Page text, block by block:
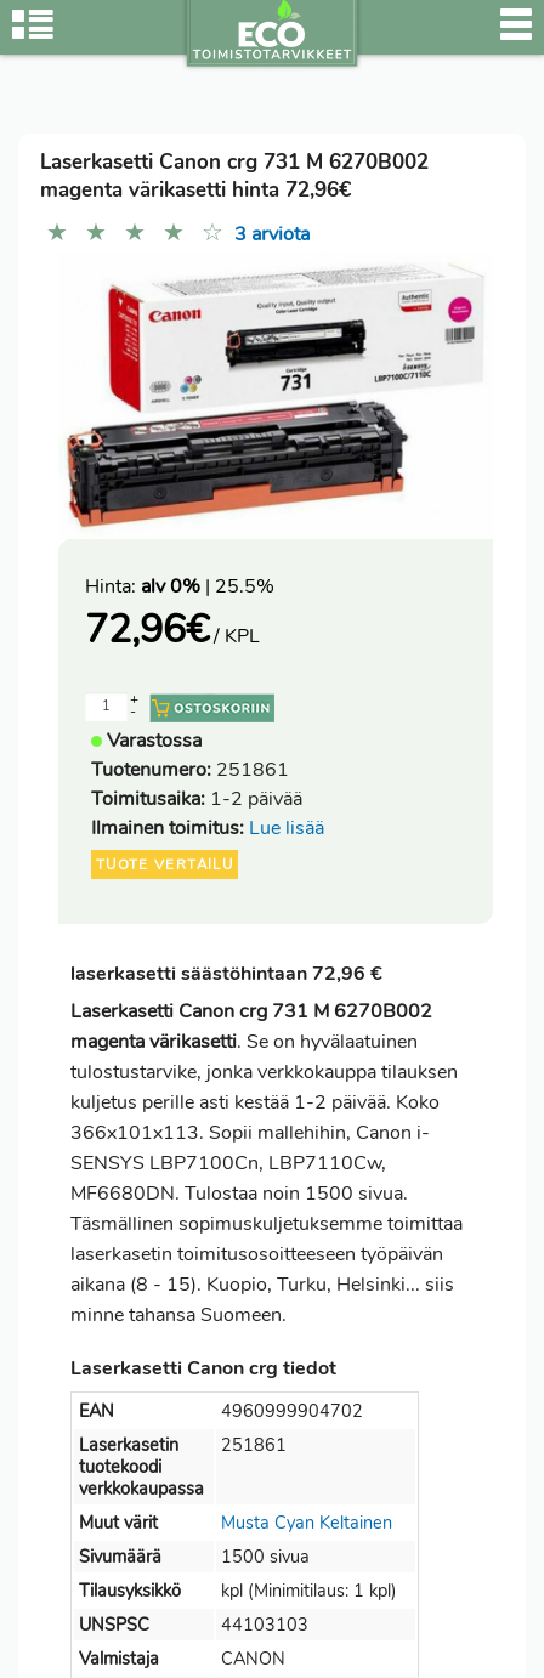
Laserkasetti Canon crg 731 M 6270B002
magenta värikasetti hinta 72,96€
★ ★ ★ ★ ☆ 3 arviota
Hinta: alv 0% | 25.5%
72,96€/ KPL
-
+
Varastossa
Tuotenumero: 251861
Toimitusaika: 1-2 päivää
Ilmainen toimitus: Lue lisää
TUOTE VERTAILU
laserkasetti säästöhintaan 72,96 €
Laserkasetti Canon crg 731 M 6270B002
magenta värikasetti. Se on hyvälaatuinen
tulostustarvike, jonka verkkokauppa tilauksen
kuljetus perille asti kestää 1-2 päivää. Koko
366x101x113. Sopii mallehihin, Canon i-
SENSYS LBP7100Cn, LBP7110Cw,
MF6680DN. Tulostaa noin 1500 sivua.
Täsmällinen sopimuskuljetuksemme toimittaa
laserkasetin toimitusosoitteeseen työpäivän
aikana (8 - 15). Kuopio, Turku, Helsinki... siis
minne tahansa Suomeen.
Laserkasetti Canon crg tiedot
EAN
4960999904702
Laserkasetin
tuotekoodi
verkkokaupassa
251861
Muut värit Musta Cyan Keltainen
Sivumäärä
1500 sivua
Tilausyksikkö
kpl (Minimitilaus: 1 kpl)
UNSPSC
44103103
Valmistaja
CANON